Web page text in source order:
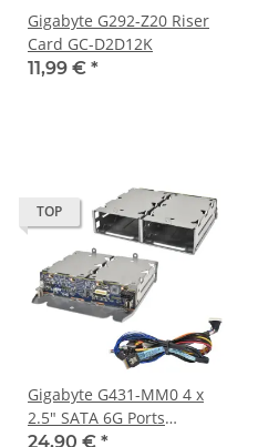
Gigabyte G292-Z20 Riser
Card GC-D2D12K
11,99 € *
TOP
Gigabyte G431-MM0 4 x
2.5" SATA 6G Ports
Backplane + Cage CBPG043
24,90 € *